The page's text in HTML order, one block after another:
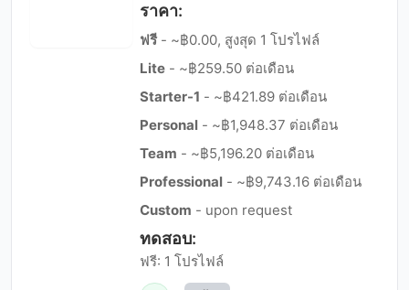
ราคา:
ฟรี- ~฿0.00, สูงสุด 1 โปรไฟล์
Lite - ~฿259.50 ต่อเดือน
Starter-1 - ~฿421.89 ต่อเดือน
Personal - ~฿1,948.37 ต่อเดือน
Team - ~฿5,196.20 ต่อเดือน
Professional - ~฿9,743.16 ต่อเดือน
Custom - upon request
ทดสอบ:
ฟรี: 1 โปรไฟล์